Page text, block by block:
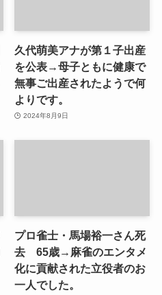
久代萌美アナが第１子出産
を公表→母子ともに健康で
無事ご出産されたようで何
よりです。
2024年8月9日
プロ雀士・馬場裕一さん死
去 65歳→麻雀のエンタメ
化に貢献された立役者のお
一人でした。